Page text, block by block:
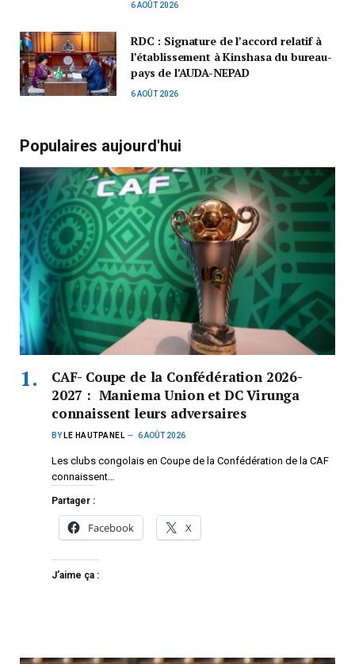
6 AOÛT 2026
RDC : Signature de l’accord relatif à
l’établissement à Kinshasa du bureau-
pays de l’AUDA-NEPAD
6 AOÛT 2026
Populaires aujourd'hui
CAF- Coupe de la Confédération 2026-
2027 : Maniema Union et DC Virunga
connaissent leurs adversaires
BY LE HAUTPANEL 6 AOÛT 2026
Les clubs congolais en Coupe de la Confédération de la CAF
connaissent…
Partager :
Facebook X
J’aime ça :